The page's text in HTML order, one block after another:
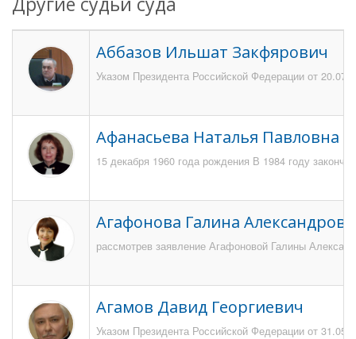
Аббазов Ильшат Закфярович
Указом Президента Российской Федерации от
Афанасьева Наталья Павловна
15 декабря 1960 года рождения В 1984 году
Агафонова Галина
рассмотрев заявление Агафоновой Галины
Агамов Давид Георгиевич
Указом Президента Российской Федерации от